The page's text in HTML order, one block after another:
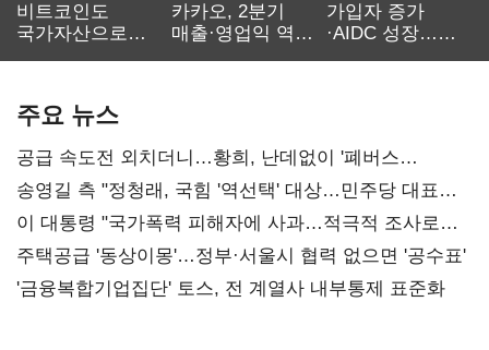
비트코인도
국가자산으로…'
카카오, 2분기
매출·영업익 역대
가입자 증가
·AIDC 성장…
주요 뉴스
공급 속도전 외치더니…황희, 난데없이 '폐버스
리모델링' 제안
송영길 측 "정청래, 국힘 '역선택' 대상…민주당 대표로
총선 지휘 못해"
이 대통령 "국가폭력 피해자에 사과…적극적 조사로
진실 밝혀야"
주택공급 '동상이몽'…정부·서울시 협력 없으면 '공수표'
'금융복합기업집단' 토스, 전 계열사 내부통제 표준화